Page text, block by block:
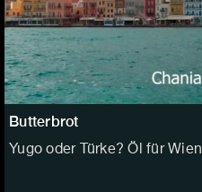
Butterbrot
Yugo oder Türke? Öl für Wien